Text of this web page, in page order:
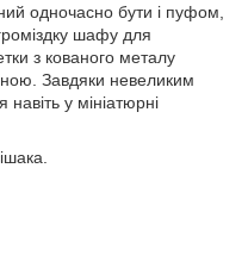
одночасно бути і пуфом,
шафу для
з кованого металу
Завдяки невеликим
у мініатюрні